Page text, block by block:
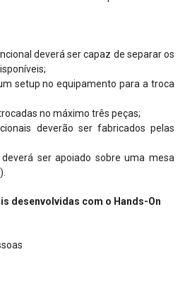
deverá ser capaz de separar os
setup no equipamento para a troca
no máximo três peças;
deverão ser fabricados pelas
ser apoiado sobre uma mesa
desenvolvidas com o Hands-On